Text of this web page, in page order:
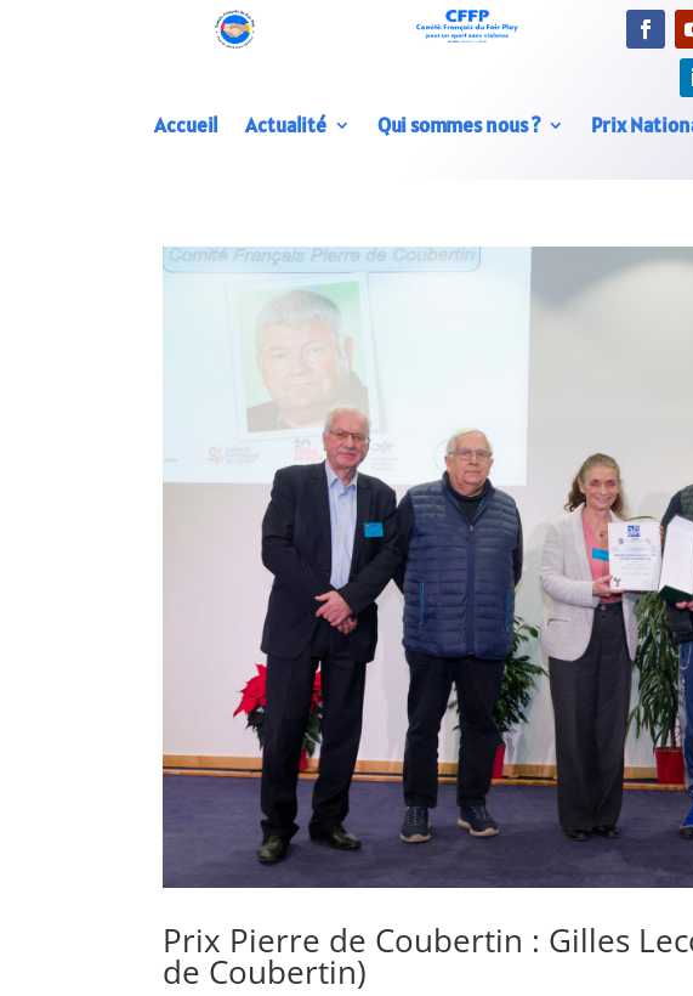
Accueil Actualité Qui sommes nous ? Prix
Prix Pierre de Coubertin : Gilles
de Coubertin)